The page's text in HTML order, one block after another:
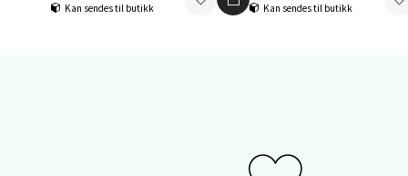
Kan sendes til butikk
Kan sendes til butikk
0 i